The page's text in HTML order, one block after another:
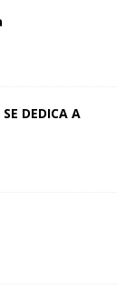
DEDICA A